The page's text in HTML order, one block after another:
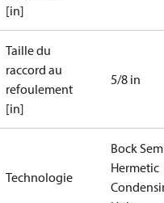
[in]
Taille du
raccord au
refoulement
[in]
5/8 in
Technologie
Bock
Hermetic